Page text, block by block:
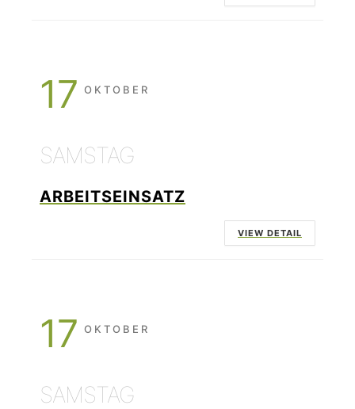
17 OKTOBER
SAMSTAG
ARBEITSEINSATZ
VIEW DETAIL
17 OKTOBER
SAMSTAG